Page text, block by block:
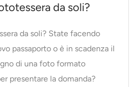
da soli?
da soli? State facendo
passaporto o è in scadenza il
di una foto formato
presentare la domanda?